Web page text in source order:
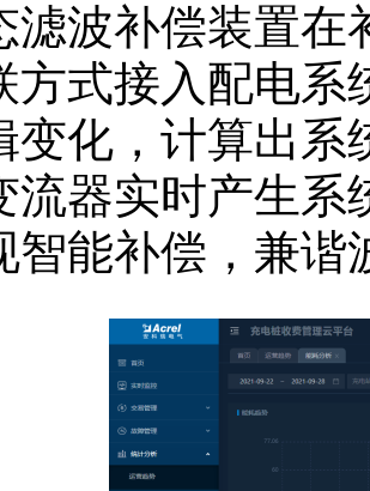
滤波补偿装置在
方式接入配电系
变化，计算出系
流器实时产生
智能补偿，兼谐